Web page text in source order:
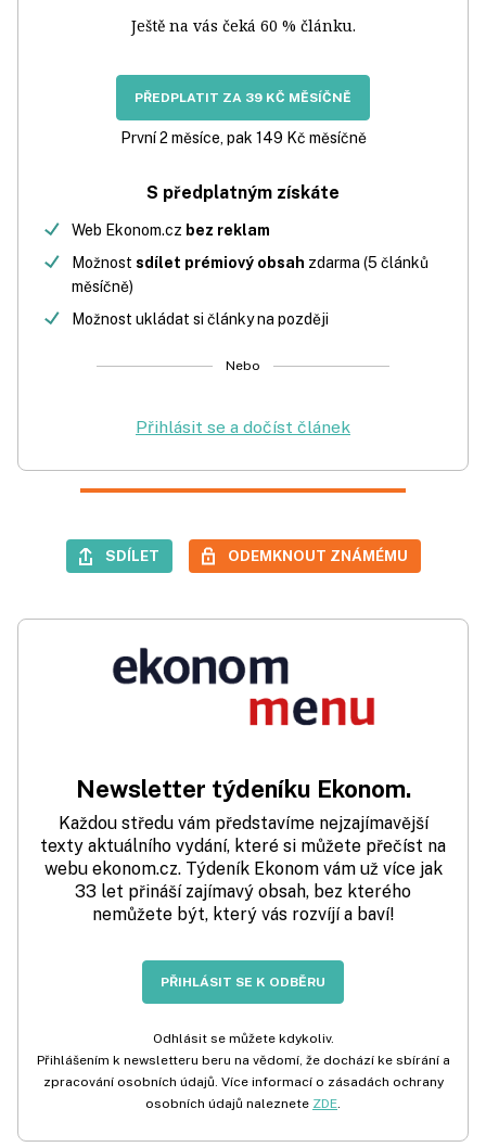
Ještě na vás čeká 60 % článku.
PŘEDPLATIT ZA 39 KČ MĚSÍČNĚ
První 2 měsíce, pak 149 Kč měsíčně
S předplatným získáte
Web Ekonom.cz bez reklam
Možnost sdílet prémiový obsah zdarma (5 článků
měsíčně)
Možnost ukládat si články na později
Nebo
Přihlásit se a dočíst článek
SDÍLET ODEMKNOUT ZNÁMÉMU
Newsletter týdeníku Ekonom.
Každou středu vám představíme nejzajímavější
texty aktuálního vydání, které si můžete přečíst na
webu ekonom.cz. Týdeník Ekonom vám už více jak
33 let přináší zajímavý obsah, bez kterého
nemůžete být, který vás rozvíjí a baví!
PŘIHLÁSIT SE K ODBĚRU
Odhlásit se můžete kdykoliv.
Přihlášením k newsletteru beru na vědomí, že dochází ke sbírání a
zpracování osobních údajů. Více informací o zásadách ochrany
osobních údajů naleznete ZDE.